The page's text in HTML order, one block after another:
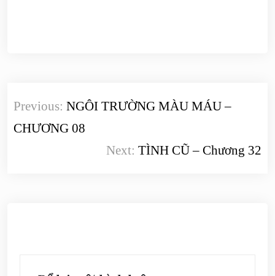
hướng
bài
Previous: NGÔI TRƯỜNG MÀU MÁU –
CHƯƠNG 08
Next: TÌNH CŨ – Chương 32